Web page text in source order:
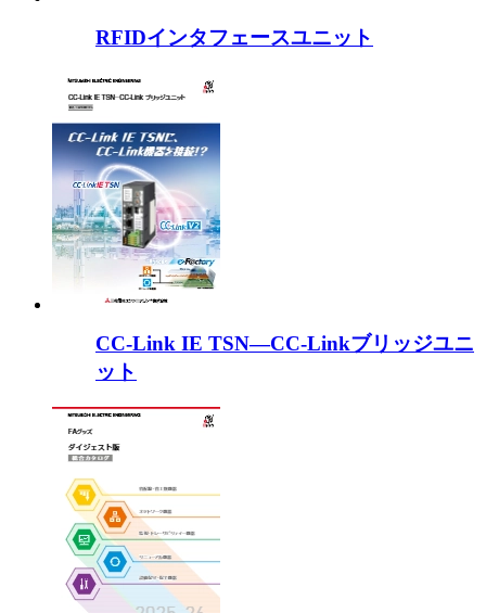
RFIDインタフェースユニット
CC-Link IE TSN―CC-Linkブリッジユニ
ット